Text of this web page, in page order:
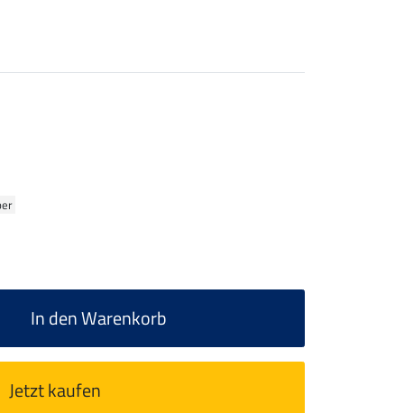
In den Warenkorb
Jetzt kaufen